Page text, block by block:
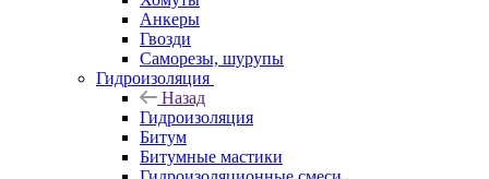
Анкеры
Гвозди
Саморезы, шурупы
Гидроизоляция
Назад
Гидроизоляция
Битум
Битумные мастики